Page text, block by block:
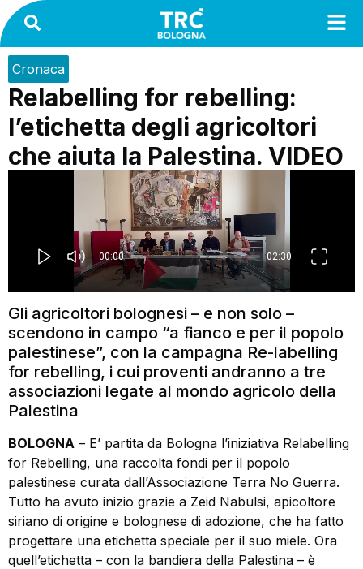
Cronaca
Relabelling for rebelling:
l’etichetta degli agricoltori
che aiuta la Palestina. VIDEO
Gli agricoltori bolognesi – e non solo –
scendono in campo “a fianco e per il popolo
palestinese”, con la campagna Re-labelling
for rebelling, i cui proventi andranno a tre
associazioni legate al mondo agricolo della
Palestina
BOLOGNA – E’ partita da Bologna l’iniziativa Relabelling
for Rebelling, una raccolta fondi per il popolo
palestinese curata dall’Associazione Terra No Guerra.
Tutto ha avuto inizio grazie a Zeid Nabulsi, apicoltore
siriano di origine e bolognese di adozione, che ha fatto
progettare una etichetta speciale per il suo miele. Ora
quell’etichetta – con la bandiera della Palestina – è